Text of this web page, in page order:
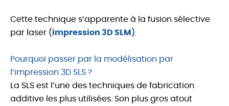
Cette technique s’apparente à la fusion sélective
par laser ( impression 3D SLM ).
Pourquoi passer par la modélisation par
l’impression 3D SLS ?
La SLS est l’une des techniques de fabrication
additive les plus utilisées. Son plus gros atout